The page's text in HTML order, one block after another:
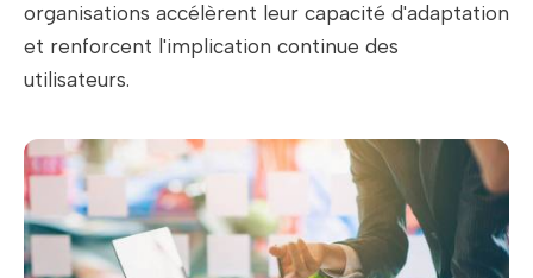
organisations accélèrent leur capacité d'adaptation
et renforcent l'implication continue des
utilisateurs.